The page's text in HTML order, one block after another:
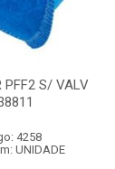
PFF2 S/ VALV
4258
UNIDADE